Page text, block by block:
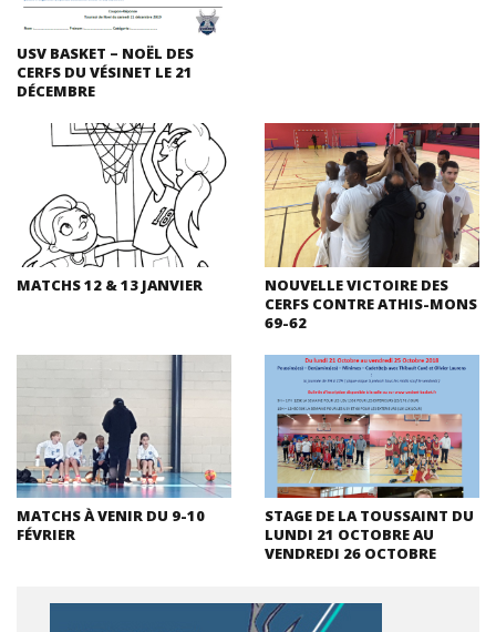
USV BASKET – NOËL DES
CERFS DU VÉSINET LE 21
DÉCEMBRE
MATCHS 12 & 13 JANVIER
NOUVELLE VICTOIRE DES
CERFS CONTRE ATHIS-MONS
69-62
MATCHS À VENIR DU 9-10
FÉVRIER
STAGE DE LA TOUSSAINT DU
LUNDI 21 OCTOBRE AU
VENDREDI 26 OCTOBRE